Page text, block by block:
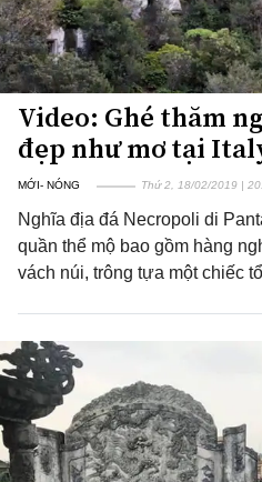
Video: Ghé thăm
đẹp như mơ tại
MỚI- NÓNG Thứ 2, 18/02/2019 |
Nghĩa địa đá Necropoli di
quần thể mộ bao gồm hàng
vách núi, trông tựa một chiếc